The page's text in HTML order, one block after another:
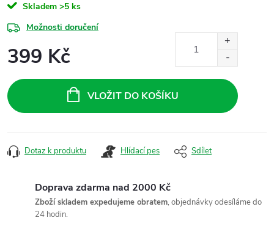
Skladem >5 ks
Možnosti doručení
399 Kč
cena:
VLOŽIT DO KOŠÍKU
Dotaz k produktu Hlídací pes Sdílet
Doprava zdarma nad 2000 Kč
Zboží skladem expedujeme obratem, objednávky odesíláme do
24 hodin.